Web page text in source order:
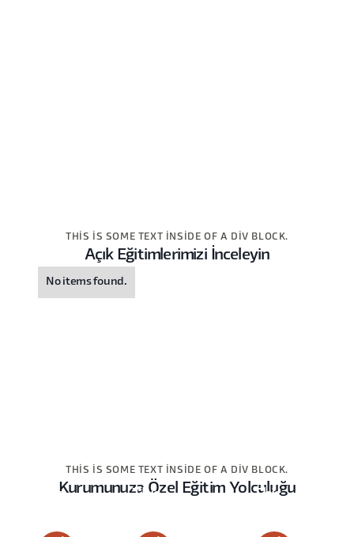
THIS IS SOME TEXT INSIDE OF A DIV BLOCK.
Açık Eğitimlerimizi İnceleyin
No items found.
THIS IS SOME TEXT INSIDE OF A DIV BLOCK.
Kurumunuza Özel Eğitim Yolculuğu
This
This
This